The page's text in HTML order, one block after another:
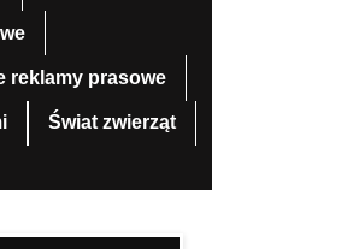
reklamy prasowe
Świat zwierząt